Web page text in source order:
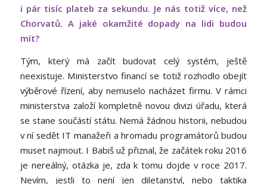
i pár tisíc plateb za sekundu. Je nás totiž více, než
Chorvatů. A jaké okamžité dopady na lidi budou
mít?
Tým, který má začít budovat celý systém, ještě
neexistuje. Ministerstvo financí se totiž rozhodlo obejít
výběrové řízení, aby nemuselo nacházet firmu. V rámci
ministerstva založí kompletně novou divizi úřadu, která
se stane součástí státu. Nemá žádnou historii, nebudou
v ní sedět IT manažeři a hromadu programátorů budou
muset najmout. I Babiš už přiznal, že začátek roku 2016
je nereálný, otázka je, zda k tomu dojde v roce 2017.
Nevím, jestli to není jen diletanství, nebo taktika